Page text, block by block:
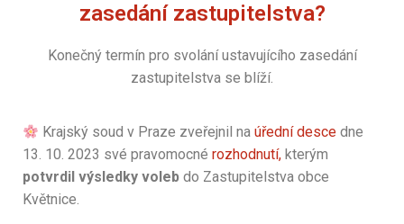
zasedání zastupitelstva?
Konečný termín pro svolání ustavujícího zasedání
zastupitelstva se blíží.
Krajský soud v Praze zveřejnil naúřední desce dne
13. 10. 2023 své pravomocné rozhodnutí, kterým
potvrdil výsledky voleb do Zastupitelstva obce
Květnice.